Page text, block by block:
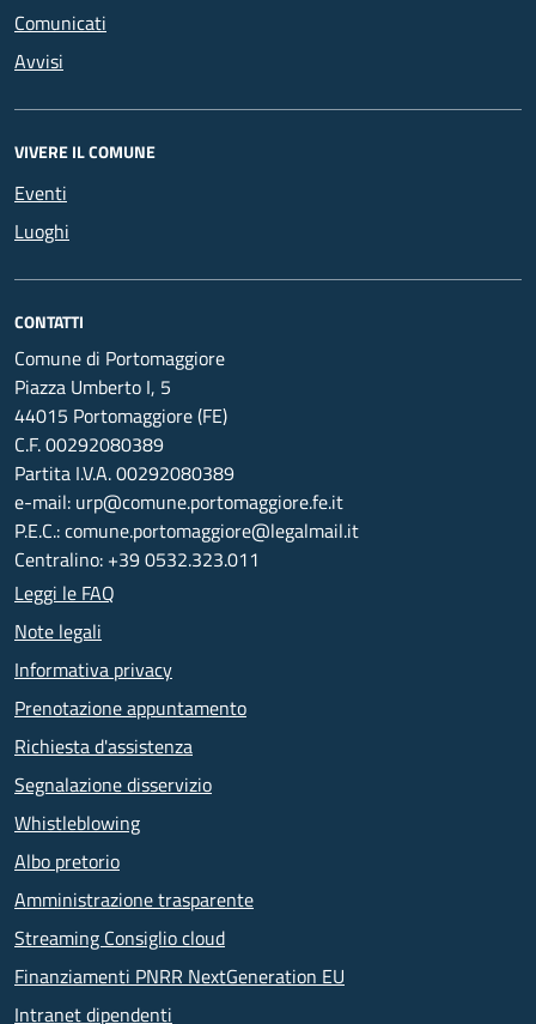
Comunicati
Avvisi
VIVERE IL COMUNE
Eventi
Luoghi
CONTATTI
Comune di Portomaggiore
Piazza Umberto I, 5
44015 Portomaggiore (FE)
C.F. 00292080389
Partita I.V.A. 00292080389
e-mail: urp@comune.portomaggiore.fe.it
P.E.C.: comune.portomaggiore@legalmail.it
Centralino: +39 0532.323.011
Leggi le FAQ
Note legali
Informativa privacy
Prenotazione appuntamento
Richiesta d'assistenza
Segnalazione disservizio
Whistleblowing
Albo pretorio
Amministrazione trasparente
Streaming Consiglio cloud
Finanziamenti PNRR NextGeneration EU
Intranet dipendenti